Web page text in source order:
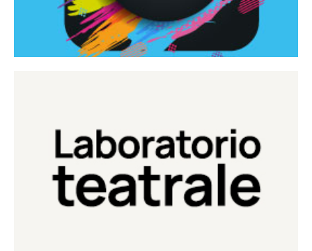
Laboratorio Teatrale
Laboratorio di teatro del Teatro Eduardo de Filippo
Continua